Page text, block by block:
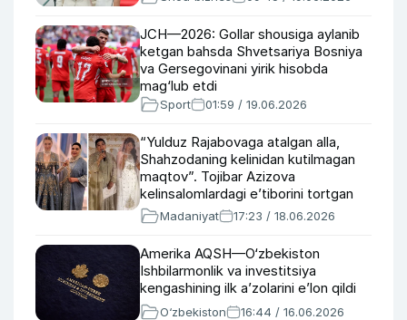
JCH—2026: Gollar shousiga aylanib
ketgan bahsda Shvetsariya Bosniya
va Gersegovinani yirik hisobda
mag‘lub etdi
Sport 01:59 / 19.06.2026
“Yulduz Rajabovaga atalgan alla,
Shahzodaning kelinidan kutilmagan
maqtov”. Tojibar Azizova
kelinsalomlardagi e’tiborini tortgan
jihatlar haqida
Madaniyat 17:23 / 18.06.2026
Amerika AQSH—O‘zbekiston
Ishbilarmonlik va investitsiya
kengashining ilk a’zolarini e’lon qildi
O‘zbekiston 16:44 / 16.06.2026